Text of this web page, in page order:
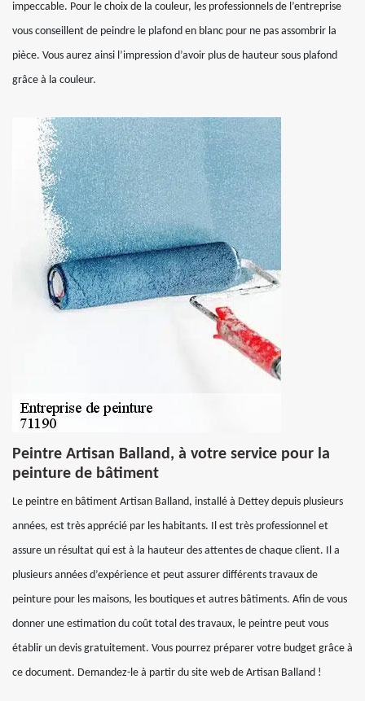
impeccable. Pour le choix de la couleur, les professionnels de l’entreprise
vous conseillent de peindre le plafond en blanc pour ne pas assombrir la
pièce. Vous aurez ainsi l’impression d’avoir plus de hauteur sous plafond
grâce à la couleur.
Peintre Artisan Balland, à votre service pour la
peinture de bâtiment
Le peintre en bâtiment Artisan Balland, installé à Dettey depuis plusieurs
années, est très apprécié par les habitants. Il est très professionnel et
assure un résultat qui est à la hauteur des attentes de chaque client. Il a
plusieurs années d’expérience et peut assurer différents travaux de
peinture pour les maisons, les boutiques et autres bâtiments. Afin de vous
donner une estimation du coût total des travaux, le peintre peut vous
établir un devis gratuitement. Vous pourrez préparer votre budget grâce à
ce document. Demandez-le à partir du site web de Artisan Balland !